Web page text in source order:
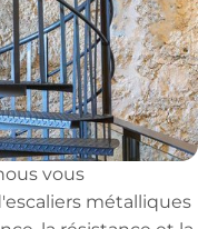
vous
métalliques